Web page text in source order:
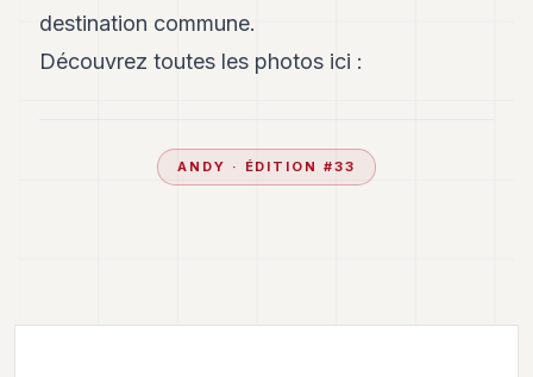
destination commune.
Découvrez toutes les photos ici :
ANDY · ÉDITION #33